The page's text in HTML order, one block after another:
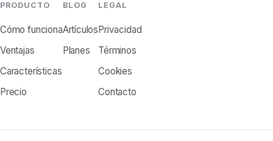
PRODUCTO
Cómo funciona
Ventajas
Características
Precio
BLOG
Artículos
Planes
LEGAL
Privacidad
Términos
Cookies
Contacto